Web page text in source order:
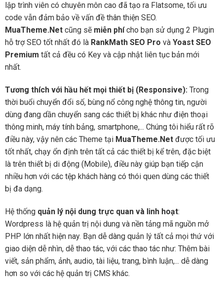
lập trình viên có chuyên môn cao đã tạo ra Flatsome, tối ưu
code vẫn đảm bảo về vấn đề thân thiện SEO.
MuaTheme.Net cũng sẽ miễn phícho bạn sử dụng 2 Plugin
hỗ trợ SEO tốt nhất đó là RankMath SEO Pro và Yoast SEO
Premium tất cả đều có Key và cập nhật liên tục bản mới
nhất.
Tương thích với hầu hết mọi thiết bị (Responsive): Trong
thời buổi chuyển đổi số, bùng nổ công nghệ thông tin, người
dùng đang dần chuyển sang các thiết bị khác như điện thoại
thông minh, máy tính bảng, smartphone,... Chúng tôi hiểu rất rõ
điều này, vậy nên các Theme tại MuaTheme.Net được tối ưu
tốt nhất, chạy ổn định trên tất cả các thiết bị kể trên, đặc biệt
là trên thiết bị di động (Mobile), điều này giúp bạn tiếp cận
nhiều hơn với các tệp khách hàng có thói quen dùng các thiết
bị đa dạng.
Hệ thống quản lý nội dung trực quan và linh hoạt:
Wordpress là hệ quản trị nội dung và nền tảng mã nguồn mở
PHP lớn nhất hiện nay. Bạn dễ dàng quản lý tất cả mọi thứ với
giao diện dễ nhìn, dễ thao tác, với các thao tác như: Thêm bài
viết, sản phẩm, ảnh, audio, tài liệu, trang, bình luận,... dễ dàng
hơn so với các hệ quản trị CMS khác.